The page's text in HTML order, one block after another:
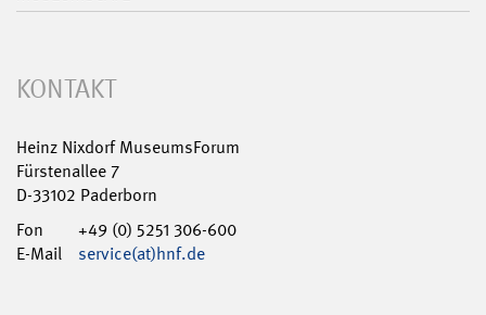
KONTAKT
Heinz Nixdorf MuseumsForum
Fürstenallee 7
D-33102 Paderborn
Fon
+49 (0) 5251 306-600
E-Mail
service(at)hnf.de